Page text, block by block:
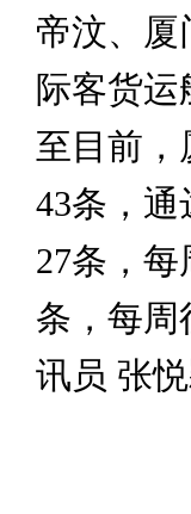
帝汶、
际客货运
至目前，
43条，
27条，
条，每周
讯员 张悦